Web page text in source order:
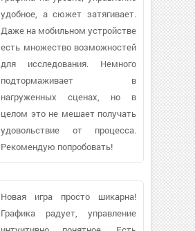
удобное, а сюжет затягивает.
Даже на мобильном устройстве
есть множество возможностей
для исследования. Немного
подтормаживает в
нагруженных сценах, но в
целом это не мешает получать
удовольствие от процесса.
Рекомендую попробовать!
Новая игра просто шикарна!
Графика радует, управление